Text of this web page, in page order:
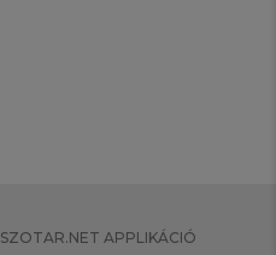
SZOTAR.NET APPLIKÁCIÓ